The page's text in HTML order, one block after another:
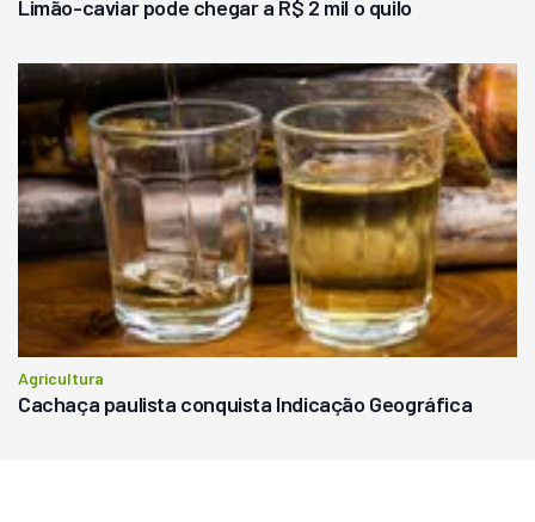
Limão-caviar pode chegar a R$ 2 mil o quilo
Agricultura
Cachaça paulista conquista Indicação Geográfica